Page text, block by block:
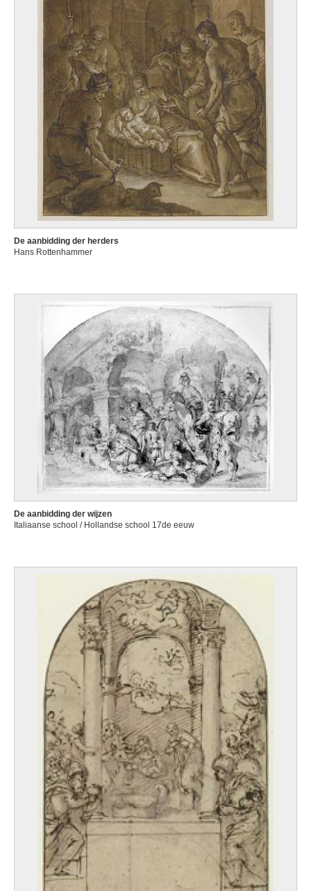
De aanbidding der herders
Hans Rottenhammer
De aanbidding der wijzen
Italiaanse school / Hollandse school 17de eeuw